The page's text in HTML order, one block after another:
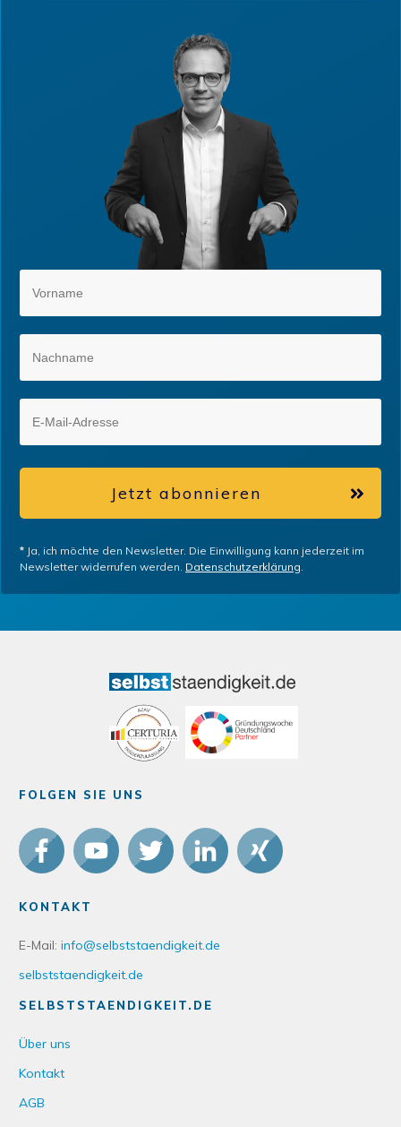
Jetzt abonnieren
* Ja, ich möchte den Newsletter. Die Einwilligung kann jederzeit im
Newsletter widerrufen werden. Datenschutzerklärung.
FOLGEN SIE UNS
KONTAKT
E-Mail: info@selbststaendigkeit.de
selbststaendigkeit.de
SELBSTSTAENDIGKEIT.DE
Über uns
Kontakt
AGB